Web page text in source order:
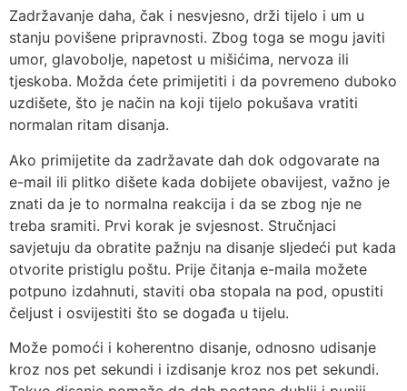
Zadržavanje daha, čak i nesvjesno, drži tijelo i um u
stanju povišene pripravnosti. Zbog toga se mogu javiti
umor, glavobolje, napetost u mišićima, nervoza ili
tjeskoba. Možda ćete primijetiti i da povremeno duboko
uzdišete, što je način na koji tijelo pokušava vratiti
normalan ritam disanja.
Ako primijetite da zadržavate dah dok odgovarate na
e-mail ili plitko dišete kada dobijete obavijest, važno je
znati da je to normalna reakcija i da se zbog nje ne
treba sramiti. Prvi korak je svjesnost. Stručnjaci
savjetuju da obratite pažnju na disanje sljedeći put kada
otvorite pristiglu poštu. Prije čitanja e-maila možete
potpuno izdahnuti, staviti oba stopala na pod, opustiti
čeljust i osvijestiti što se događa u tijelu.
Može pomoći i koherentno disanje, odnosno udisanje
kroz nos pet sekundi i izdisanje kroz nos pet sekundi.